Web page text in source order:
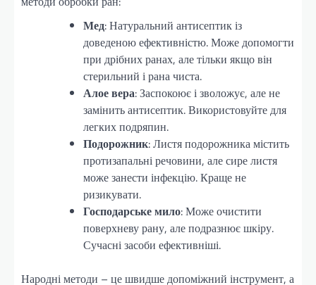
Мед: Натуральний антисептик із
доведеною ефективністю. Може допомогти
при дрібних ранах, але тільки якщо він
стерильний і рана чиста.
Алое вера: Заспокоює і зволожує, але не
замінить антисептик. Використовуйте для
легких подряпин.
Подорожник: Листя подорожника містить
протизапальні речовини, але сире листя
може занести інфекцію. Краще не
ризикувати.
Господарське мило: Може очистити
поверхневу рану, але подразнює шкіру.
Сучасні засоби ефективніші.
Народні методи – це швидше допоміжний інструмент, а